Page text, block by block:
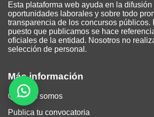
Más información
Quiénes somos
Publica tu convocatoria
Esta plataforma web ayuda en la difusión
oportunidades laborales y sobre todo
transparencia de los concursos públicos.
puesto que publicamos se hace
oficiales de la entidad. Nosotros no
selección de personal.